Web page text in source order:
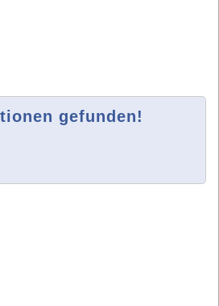
gefunden!